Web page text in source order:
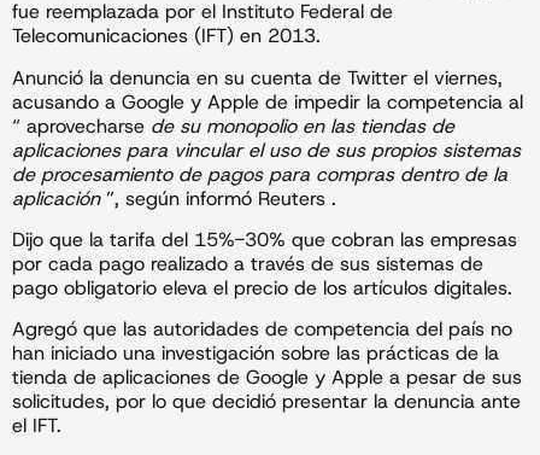
fue reemplazada por el Instituto Federal de
Telecomunicaciones (IFT) en 2013.
Anunció la denuncia en su cuenta de Twitter el viernes,
acusando a Google y Apple de impedir la competencia al
“ aprovecharse de su monopolio en las tiendas de
aplicaciones para vincular el uso de sus propios sistemas
de procesamiento de pagos para compras dentro de la
aplicación”, según informó Reuters .
Dijo que la tarifa del 15%-30% que cobran las empresas
por cada pago realizado a través de sus sistemas de
pago obligatorio eleva el precio de los artículos digitales.
Agregó que las autoridades de competencia del país no
han iniciado una investigación sobre las prácticas de la
tienda de aplicaciones de Google y Apple a pesar de sus
solicitudes, por lo que decidió presentar la denuncia ante
el IFT.